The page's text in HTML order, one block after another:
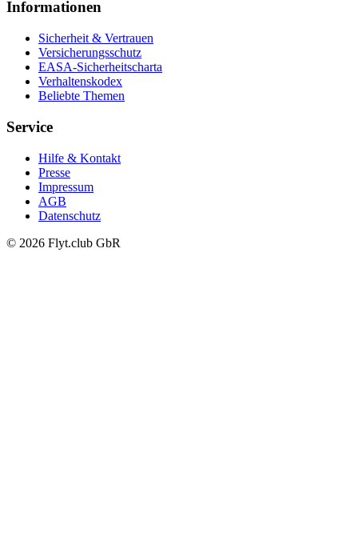
Informationen
Sicherheit & Vertrauen
Versicherungsschutz
EASA-Sicherheitscharta
Verhaltenskodex
Beliebte Themen
Service
Hilfe & Kontakt
Presse
Impressum
AGB
Datenschutz
© 2026 Flyt.club GbR